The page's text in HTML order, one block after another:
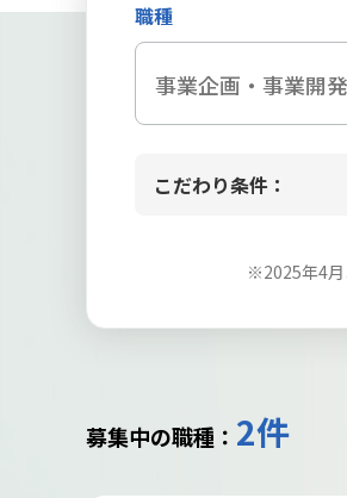
職種
事業企画・事業開発
こだわり条件：
※2025年4月
募集中の職種： 2件